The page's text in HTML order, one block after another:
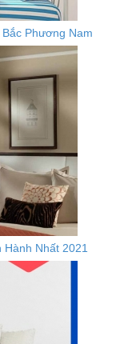
Phương Nam
Nhất 2021